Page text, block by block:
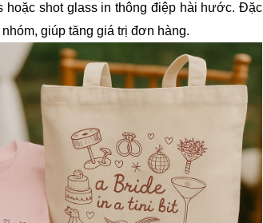
hoặc shot glass in thông điệp hài hước. Đặc
giúp tăng giá trị đơn hàng.